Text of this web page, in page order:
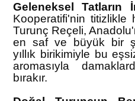
Geleneksel Tatların
Kooperatifi'nin titizlikle
Turunç Reçeli,
en saf ve büyük bir
yıllık birikimiyle bu
aromasıyla
bırakır.